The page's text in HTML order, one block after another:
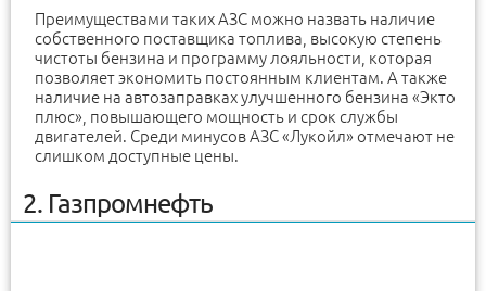
Преимуществами таких АЗС можно назвать наличие
собственного поставщика топлива, высокую степень
чистоты бензина и программу лояльности, которая
позволяет экономить постоянным клиентам. А также
наличие на автозаправках улучшенного бензина «Экто
плюс», повышающего мощность и срок службы
двигателей. Среди минусов АЗС «Лукойл» отмечают не
слишком доступные цены.
2. Газпромнефть